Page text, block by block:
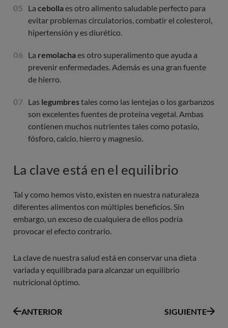
La cebollaes otro alimento saludable perfecto para
evitar problemas circulatorios, combatir el colesterol,
hipertensión y es diurético.
La remolachaes otro superalimento que ayuda a
prevenir enfermedades. Además es una gran fuente
de hierro.
Las legumbrestales como las lentejas o los garbanzos
son excelentes fuentes de proteína vegetal. Ambas
contienen muchos nutrientes tales como potasio,
fósforo, calcio, hierro y magnesio.
La clave está en el equilibrio
Tal y como hemos visto, existen en nuestra naturaleza
diferentes alimentos con múltiples beneficios. Sin
embargo, un exceso de cualquiera de ellos podría
provocar el efecto contrario.
La clave de nuestra salud está en conservar una dieta
variada y equilibrada para alcanzar un equilibrio
nutricional óptimo.
ANTERIOR SIGUIENTE